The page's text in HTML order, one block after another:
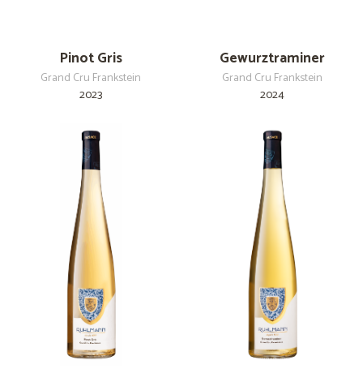
Pinot Gris
Grand Cru Frankstein
2023
Gewurztraminer
Grand Cru Frankstein
2024